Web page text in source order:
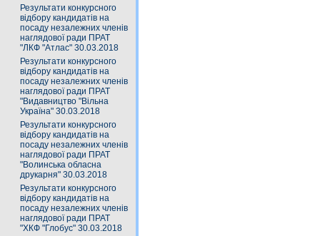
Результати конкурсного
відбору кандидатів на
посаду незалежних членів
наглядової ради ПРАТ
"ЛКФ "Атлас" 30.03.2018
Результати конкурсного
відбору кандидатів на
посаду незалежних членів
наглядової ради ПРАТ
"Видавництво "Вільна
Україна" 30.03.2018
Результати конкурсного
відбору кандидатів на
посаду незалежних членів
наглядової ради ПРАТ
"Волинська обласна
друкарня" 30.03.2018
Результати конкурсного
відбору кандидатів на
посаду незалежних членів
наглядової ради ПРАТ
"ХКФ "Глобус" 30.03.2018